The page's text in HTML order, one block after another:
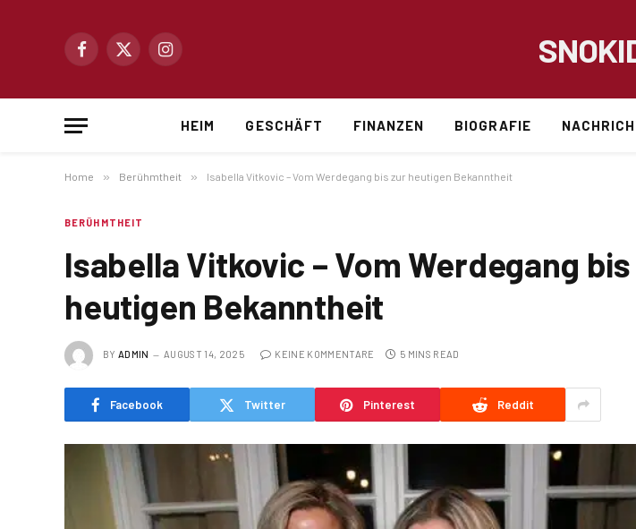
Facebook
X
Instagram
HEIM GESCHÄFT FINANZEN BIOGRAFIE
Home » Berühmtheit » Isabella Vitkovic – Vom Werdegang bis zur heutigen Bekanntheit
BERÜHMTHEIT
Isabella Vitkovic – Vom Werdegang
heutigen Bekanntheit
BY ADMIN AUGUST 14, 2025 KEINE KOMMENTARE 5 MINS READ
Facebook Twitter Pinterest Reddit